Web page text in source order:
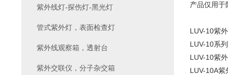
产品仅用
LUV-10紫
LUV-10系
LUV-10紫
LUV-10A
紫外线灯-探伤灯-黑光灯
管式紫外灯，表面检查灯
紫外线观察箱，透射台
紫外交联仪，分子杂交箱